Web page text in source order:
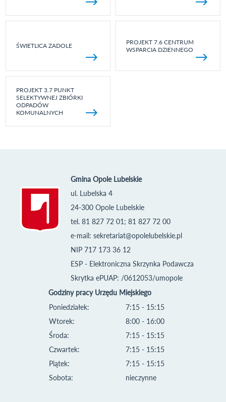
ŚWIETLICA ZADOLE
PROJEKT 7.6 CENTRUM
WSPARCIA DZIENNEGO
PROJEKT 3.7 PUNKT
SELEKTYWNEJ ZBIÓRKI
ODPADÓW
KOMUNALNYCH
Gmina Opole Lubelskie
ul. Lubelska 4
24-300 Opole Lubelskie
tel. 81 827 72 01; 81 827 72 00
e-mail: sekretariat@opolelubelskie.pl
NIP 717 173 36 12
ESP - Elektroniczna Skrzynka Podawcza
Skrytka ePUAP: /0612053/umopole
Godziny pracy Urzędu Miejskiego
Poniedziałek:
Wtorek:
Środa:
Czwartek:
Piątek:
Sobota:
7:15 - 15:15
8:00 - 16:00
7:15 - 15:15
7:15 - 15:15
7:15 - 15:15
nieczynne